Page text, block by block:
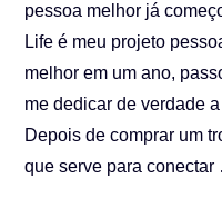
pessoa melhor já
Life é meu projeto
melhor em um ano,
me dedicar de verdade
Depois de comprar um
que serve para